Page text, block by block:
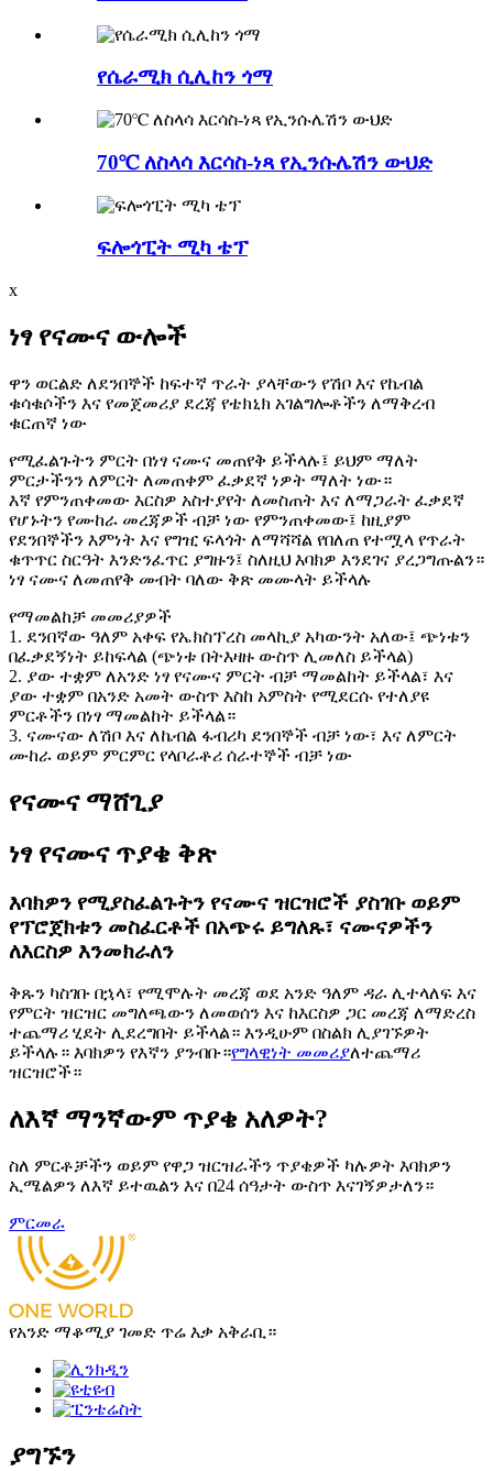
የሴራሚክ ሲሊከን ጎማ
70℃ ለስላሳ እርሳስ-ነጻ የኢንሱሌሽን ውህድ
ፍሎጎፒት ሚካ ቴፕ
x
ነፃ የናሙና ውሎች
ዋን ወርልድ ለደንበኞች ከፍተኛ ጥራት ያላቸውን የሽቦ እና የኬብል
ቁሳቁሶችን እና የመጀመሪያ ደረጃ የቴክኒክ አገልግሎቶችን ለማቅረብ
ቁርጠኛ ነው
የሚፈልጉትን ምርት በነፃ ናሙና መጠየቅ ይችላሉ፤ ይህም ማለት
ምርታችንን ለምርት ለመጠቀም ፈቃደኛ ነዎት ማለት ነው።
እኛ የምንጠቀመው እርስዎ አስተያየት ለመስጠት እና ለማጋራት ፈቃደኛ
የሆኑትን የሙከራ መረጃዎች ብቻ ነው የምንጠቀመው፤ ከዚያም
የደንበኞችን እምነት እና የግዢ ፍላጎት ለማሻሻል የበለጠ የተሟላ የጥራት
ቁጥጥር ስርዓት እንድንፈጥር ያግዙን፤ ስለዚህ እባክዎ እንደገና ያረጋግጡልን።
ነፃ ናሙና ለመጠየቅ መብት ባለው ቅጽ መሙላት ይችላሉ
የማመልከቻ መመሪያዎች
1. ደንበኛው ዓለም አቀፍ የኤክስፕረስ መላኪያ አካውንት አለው፤ ጭነቱን
በፈቃደኝነት ይከፍላል (ጭነቱ በትእዛዙ ውስጥ ሊመለስ ይችላል)
2. ያው ተቋም ለአንድ ነፃ የናሙና ምርት ብቻ ማመልከት ይችላል፣ እና
ያው ተቋም በአንድ አመት ውስጥ እስከ አምስት የሚደርሱ የተለያዩ
ምርቶችን በነፃ ማመልከት ይችላል።
3. ናሙናው ለሽቦ እና ለኬብል ፋብሪካ ደንበኞች ብቻ ነው፣ እና ለምርት
ሙከራ ወይም ምርምር የላቦራቶሪ ሰራተኞች ብቻ ነው
የናሙና ማሸጊያ
ነፃ የናሙና ጥያቄ ቅጽ
እባክዎን የሚያስፈልጉትን የናሙና ዝርዝሮች ያስገቡ ወይም
የፕሮጀክቱን መስፈርቶች በአጭሩ ይግለጹ፣ ናሙናዎችን
ለእርስዎ እንመክራለን
ቅጹን ካስገቡ በኋላ፣ የሚሞሉት መረጃ ወደ አንድ ዓለም ዳራ ሊተላለፍ እና
የምርት ዝርዝር መግለጫውን ለመወሰን እና ከእርስዎ ጋር መረጃ ለማድረስ
ተጨማሪ ሂደት ሊደረግበት ይችላል። እንዲሁም በስልክ ሊያገኙዎት
ይችላሉ። እባክዎን የእኛን ያንብቡ።የግላዊነት መመሪያለተጨማሪ
ዝርዝሮች።
ለእኛ ማንኛውም ጥያቄ አለዎት?
ስለ ምርቶቻችን ወይም የዋጋ ዝርዝራችን ጥያቄዎች ካሉዎት እባክዎን
ኢሜልዎን ለእኛ ይተዉልን እና በ24 ሰዓታት ውስጥ እናገኝዎታለን።
ምርመራ
የአንድ ማቆሚያ ገመድ ጥሬ እቃ አቅራቢ።
ያግኙን